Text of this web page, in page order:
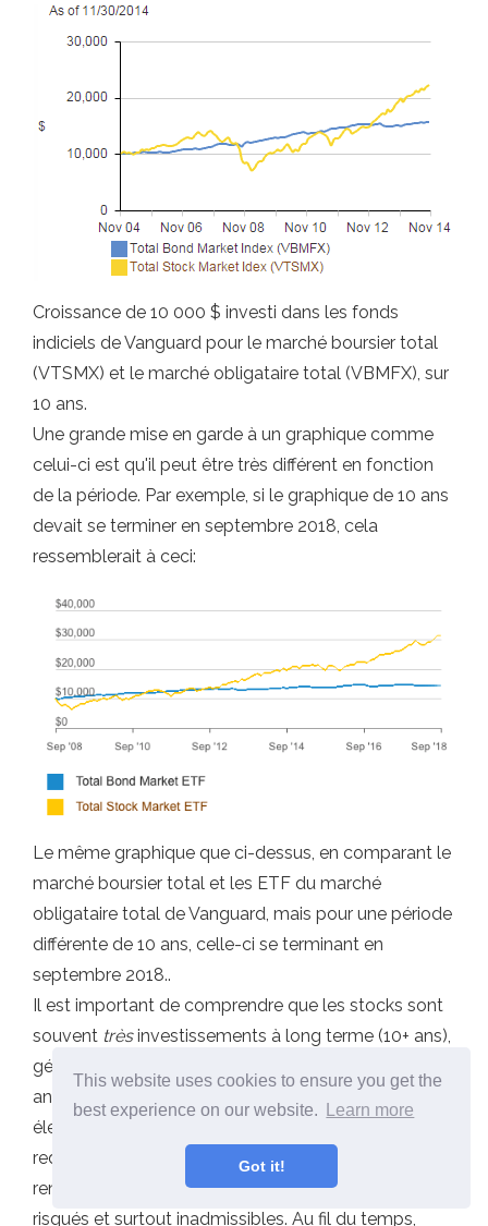
This website uses cookies to ensure you get the
best experience on our website.
Learn more
Got it!
Croissance de 10 000 $ investi dans les fonds
indiciels de Vanguard pour le marché boursier total
(VTSMX) et le marché obligataire total (VBMFX), sur
10 ans.
Une grande mise en garde à un graphique comme
celui-ci est qu'il peut être très différent en fonction
de la période. Par exemple, si le graphique de 10 ans
devait se terminer en septembre 2018, cela
ressemblerait à ceci:
Le même graphique que ci-dessus, en comparant le
marché boursier total et les ETF du marché
obligataire total de Vanguard, mais pour une période
différente de 10 ans, celle-ci se terminant en
septembre 2018..
Il est important de comprendre que les stocks sont
souvent trèsinvestissements à long terme (10+ ans),
généralement à des fins de retraite. Au cours d'une
année donnée, un stock peut avoir des sommets
élevés et des bas profonds car sa valeur est
redéfinie à maintes reprises sur le marché, ce qui
rend les achats et la vente fréquents extrêmement
risqués et surtout inadmissibles. Au fil du temps,